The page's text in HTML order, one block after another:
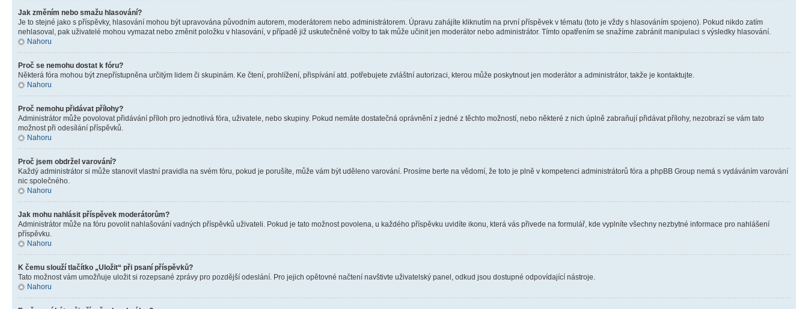
Jak změním nebo smažu hlasování?
Je to stejné jako s příspěvky, hlasování mohou být upravována původním autorem, moderátorem nebo administrátorem. Úpravu zahájíte kliknutím na první příspěvek v tématu (toto je vždy s hlasováním spojeno). Pokud nikdo zatím
nehlasoval, pak uživatelé mohou vymazat nebo změnit položku v hlasování, v případě již uskutečněné volby to tak může učinit jen moderátor nebo administrátor. Tímto opatřením se snažíme zabránit manipulaci s výsledky hlasování.
Nahoru
Proč se nemohu dostat k fóru?
Některá fóra mohou být znepřístupněna určitým lidem či skupinám. Ke čtení, prohlížení, přispívání atd. potřebujete zvláštní autorizaci, kterou může poskytnout jen moderátor a administrátor, takže je kontaktujte.
Nahoru
Proč nemohu přidávat přílohy?
Administrátor může povolovat přidávání příloh pro jednotlivá fóra, uživatele, nebo skupiny. Pokud nemáte dostatečná oprávnění z jedné z těchto možností, nebo některé z nich úplně zabraňují přidávat přílohy, nezobrazí se vám tato
možnost při odesílání příspěvků.
Nahoru
Proč jsem obdržel varování?
Každý administrátor si může stanovit vlastní pravidla na svém fóru, pokud je porušíte, může vám být uděleno varování. Prosíme berte na vědomí, že toto je plně v kompetenci administrátorů fóra a phpBB Group nemá s vydáváním varování
nic společného.
Nahoru
Jak mohu nahlásit příspěvek moderátorům?
Administrátor může na fóru povolit nahlašování vadných příspěvků uživateli. Pokud je tato možnost povolena, u každého příspěvku uvidíte ikonu, která vás přivede na formulář, kde vyplníte všechny nezbytné informace pro nahlášení
příspěvku.
Nahoru
K čemu slouží tlačítko „Uložit“ při psaní příspěvků?
Tato možnost vám umožňuje uložit si rozepsané zprávy pro pozdější odeslání. Pro jejich opětovné načtení navštivte uživatelský panel, odkud jsou dostupné odpovídající nástroje.
Nahoru